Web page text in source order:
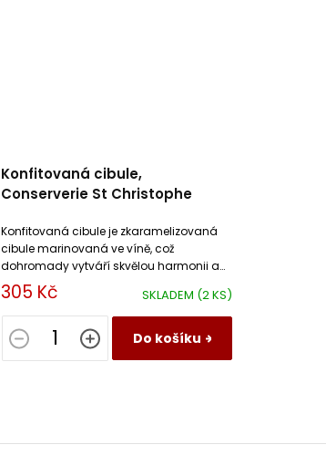
Konfitovaná cibule,
Conserverie St Christophe
SKLADEM (2 KS)
305 Kč
Do košíku
Konfitovaná cibule je zkaramelizovaná
cibule marinovaná ve víně, což
dohromady vytváří skvělou harmonii a
přímo vybízí k mnoha dalším
kombinacím.